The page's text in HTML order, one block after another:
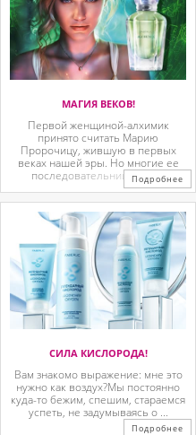
МАГИЯ ВЕКОВ!
Первой женщиной-алхимик
принято считать Марию
Пророчицу, жившую в первых
веках нашей эры. Но многие ее
последовательницы так ...
Подробнее
СИЛА КИСЛОРОДА!
Вам знакомо выражение: мне это
нужно как воздух?Мы постоянно
куда-то бежим, спешим, стараемся
успеть, не задумываясь о ...
Подробнее